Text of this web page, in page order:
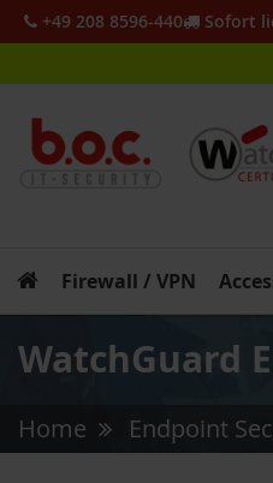
+49 208 8596-440 Sofort
Firewall / VPN
WatchGuard
Home Endpoint